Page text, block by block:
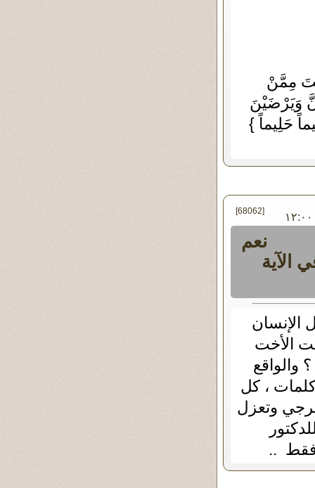
مِمَّنْ
وَيَرْضَيْنَ
حَلِيماً }
في الأربعاء ٠١ - أغسطس - ٢٠١٢ ١٢:٠٠ [68062]
نعم
الإنسان
الأخت
كلمات ، كل
وتعزل
فقط ..